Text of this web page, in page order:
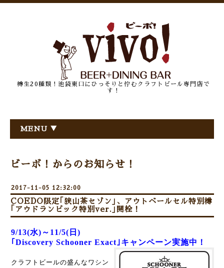
樽生20種類！池袋東口にひっそりと佇むクラフトビール専門店で
す！
MENU ▼
ビーボ！からのお知らせ！
2017-11-05 12:32:00
COEDO限定｢狭山茶セゾン｣、アウトベールセル特別樽
｢アウドランビック特別ver.｣開栓！
9/13(水)～11/5(日)
｢Discovery Schooner Exact｣キャンペーン実施中！
クラフトビールの盛んな ワシン